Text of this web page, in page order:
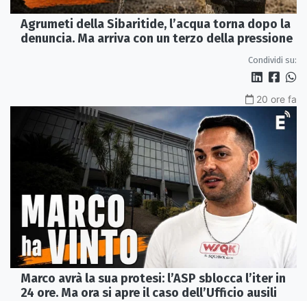
Agrumeti della Sibaritide, l’acqua torna dopo la
denuncia. Ma arriva con un terzo della pressione
Condividi su:
20 ore fa
Marco avrà la sua protesi: l’ASP sblocca l’iter in
24 ore. Ma ora si apre il caso dell’Ufficio ausili